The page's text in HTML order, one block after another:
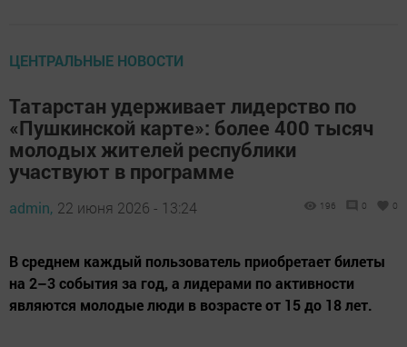
ЦЕНТРАЛЬНЫЕ НОВОСТИ
Татарстан удерживает лидерство по
«Пушкинской карте»: более 400 тысяч
молодых жителей республики
участвуют в программе
admin, 22 июня 2026 - 13:24 196 0 0
В среднем каждый пользователь приобретает билеты
на 2–3 события за год, а лидерами по активности
являются молодые люди в возрасте от 15 до 18 лет.